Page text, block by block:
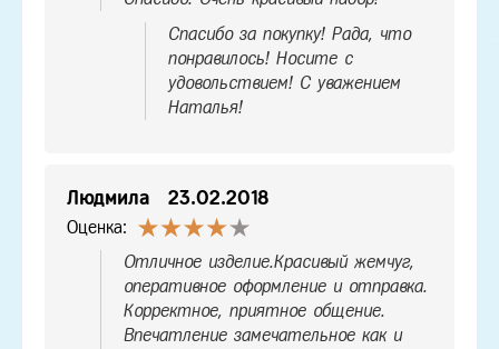
Спасибо за покупку! Рада, что
понравилось! Носите с
удовольствием! С уважением
Наталья!
Людмила 23.02.2018
Оценка:
Отличное изделие.Красивый жемчуг,
оперативное оформление и отправка.
Корректное, приятное общение.
Впечатление замечательное как и